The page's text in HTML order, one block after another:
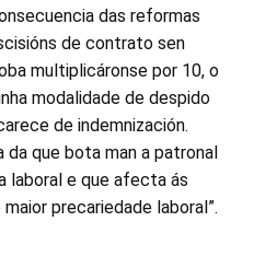
das reformas
de contrato sen
multiplicáronse por 10, o
modalidade de despido
de indemnización.
da que bota man a patronal
laboral e que afecta ás
precariedade laboral”.